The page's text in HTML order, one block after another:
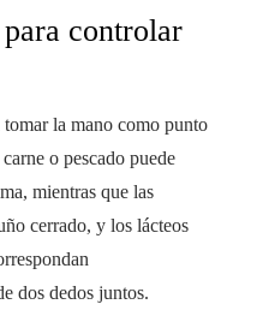
controlar
la mano como punto
o pescado puede
mientras que las
cerrado, y los lácteos
dos dedos juntos.